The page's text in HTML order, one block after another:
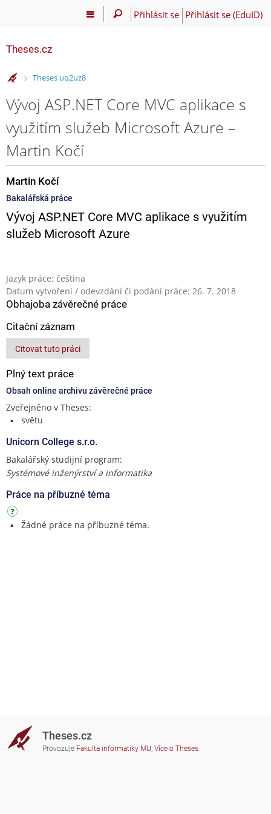
Přihlásit se Přihlásit se (EduID)
Theses.cz
>
Theses uq2uz8
Vývoj ASP.NET Core MVC aplikace s
využitím služeb Microsoft Azure –
Martin Kočí
Martin Kočí
Bakalářská práce
Vývoj ASP.NET Core MVC aplikace s využitím
služeb Microsoft Azure
Jazyk práce: čeština
Datum vytvoření / odevzdání či podání práce: 26. 7. 2018
Obhajoba závěrečné práce
Citační záznam
Citovat tuto práci
Plný text práce
Obsah online archivu závěrečné práce
Zveřejněno v Theses:
světu
Unicorn College s.r.o.
Bakalářský studijní program:
Systémové inženýrství a informatika
Práce na příbuzné téma
Žádné práce na příbuzné téma.
Theses.cz
Provozuje Fakulta informatiky MU, Více o Theses